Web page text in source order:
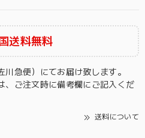
送料無料
急便）にてお届け致します。
、ご注文時に備考欄にご記入くだ
送料について